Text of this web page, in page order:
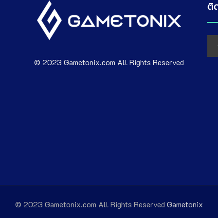
© 2023 Gametonix.com All Rights Reserved
ติ
© 2023 Gametonix.com All Rights Reserved Gametonix